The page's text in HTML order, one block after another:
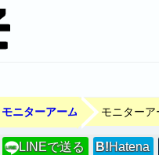
モニターアーム モニターア
LINE LINEで送る B!Hatena